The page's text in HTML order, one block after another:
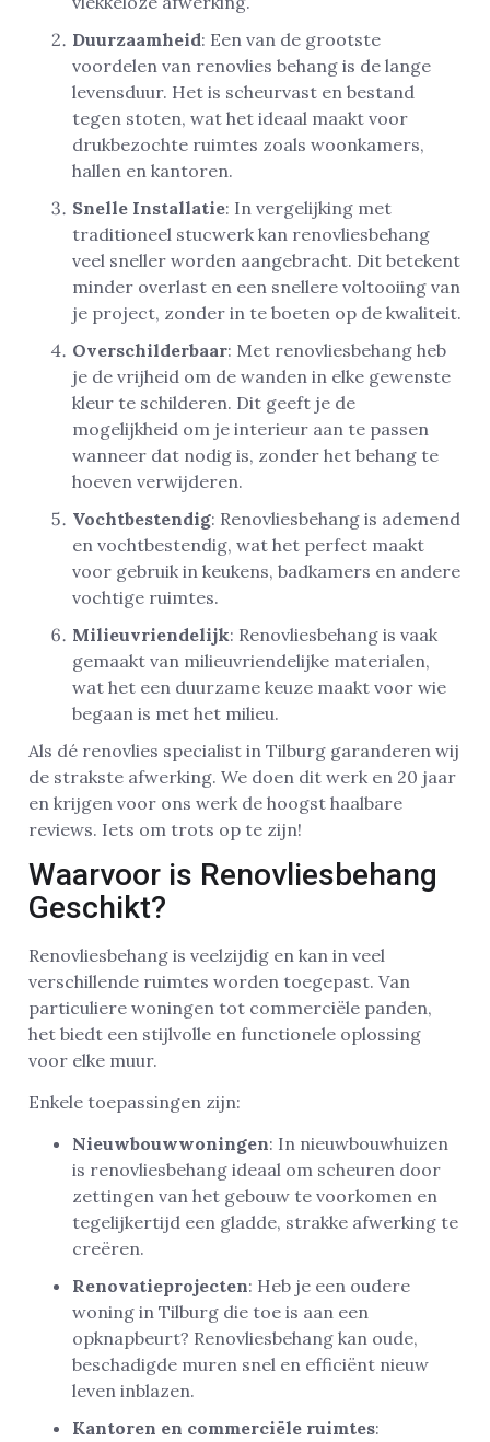
Duurzaamheid: Een van de grootste
voordelen van renovlies behang is de lange
levensduur. Het is scheurvast en bestand
tegen stoten, wat het ideaal maakt voor
drukbezochte ruimtes zoals woonkamers,
hallen en kantoren.
Snelle Installatie: In vergelijking met
traditioneel stucwerk kan renovliesbehang
veel sneller worden aangebracht. Dit betekent
minder overlast en een snellere voltooiing van
je project, zonder in te boeten op de kwaliteit.
Overschilderbaar: Met renovliesbehang heb
je de vrijheid om de wanden in elke gewenste
kleur te schilderen. Dit geeft je de
mogelijkheid om je interieur aan te passen
wanneer dat nodig is, zonder het behang te
hoeven verwijderen.
Vochtbestendig: Renovliesbehang is ademend
en vochtbestendig, wat het perfect maakt
voor gebruik in keukens, badkamers en andere
vochtige ruimtes.
Milieuvriendelijk: Renovliesbehang is vaak
gemaakt van milieuvriendelijke materialen,
wat het een duurzame keuze maakt voor wie
begaan is met het milieu.
Als dé renovlies specialist in Tilburg garanderen wij
de strakste afwerking. We doen dit werk en 20 jaar
en krijgen voor ons werk de hoogst haalbare
reviews. Iets om trots op te zijn!
Waarvoor is Renovliesbehang
Geschikt?
Renovliesbehang is veelzijdig en kan in veel
verschillende ruimtes worden toegepast. Van
particuliere woningen tot commerciële panden,
het biedt een stijlvolle en functionele oplossing
voor elke muur.
Enkele toepassingen zijn:
Nieuwbouwwoningen: In nieuwbouwhuizen
is renovliesbehang ideaal om scheuren door
zettingen van het gebouw te voorkomen en
tegelijkertijd een gladde, strakke afwerking te
creëren.
Renovatieprojecten: Heb je een oudere
woning in Tilburg die toe is aan een
opknapbeurt? Renovliesbehang kan oude,
beschadigde muren snel en efficiënt nieuw
leven inblazen.
Kantoren en commerciële ruimtes: